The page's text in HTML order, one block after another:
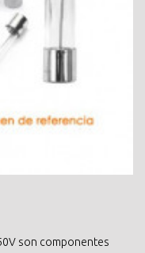
son componentes